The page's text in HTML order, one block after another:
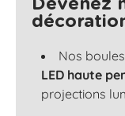
Devenez
Nos
LED haute
projections